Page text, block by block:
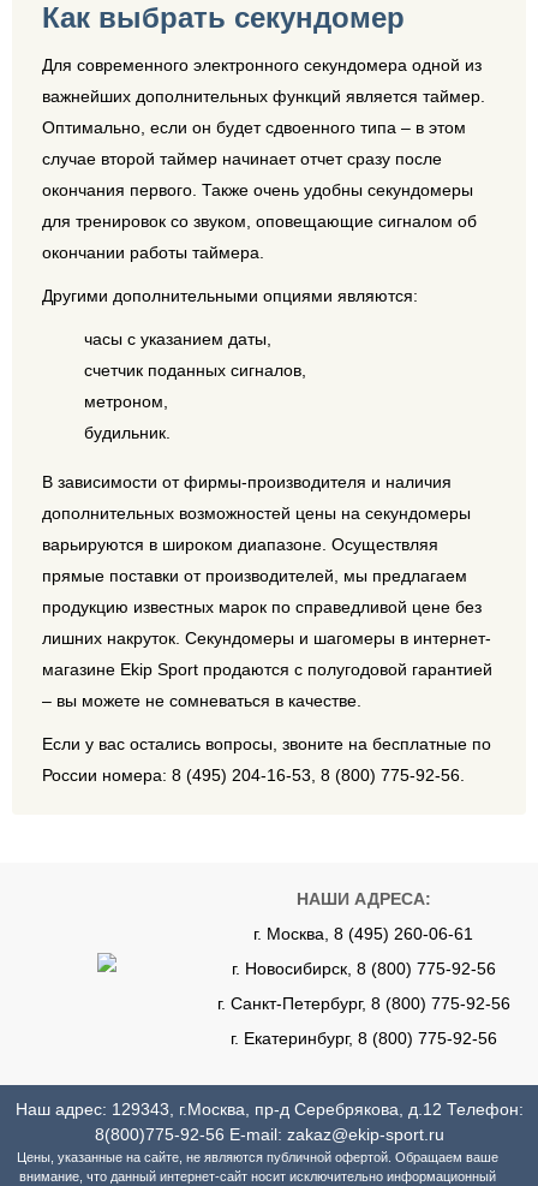
Как выбрать секундомер
Для современного электронного секундомера одной из
важнейших дополнительных функций является таймер.
Оптимально, если он будет сдвоенного типа – в этом
случае второй таймер начинает отчет сразу после
окончания первого. Также очень удобны секундомеры
для тренировок со звуком, оповещающие сигналом об
окончании работы таймера.
Другими дополнительными опциями являются:
часы с указанием даты,
счетчик поданных сигналов,
метроном,
будильник.
В зависимости от фирмы-производителя и наличия
дополнительных возможностей цены на секундомеры
варьируются в широком диапазоне. Осуществляя
прямые поставки от производителей, мы предлагаем
продукцию известных марок по справедливой цене без
лишних накруток. Секундомеры и шагомеры в интернет-
магазине Ekip Sport продаются с полугодовой гарантией
– вы можете не сомневаться в качестве.
Если у вас остались вопросы, звоните на бесплатные по
России номера: 8 (495) 204-16-53, 8 (800) 775-92-56.
НАШИ АДРЕСА:
г. Москва, 8 (495) 260-06-61
г. Новосибирск, 8 (800) 775-92-56
г. Санкт-Петербург, 8 (800) 775-92-56
г. Екатеринбург, 8 (800) 775-92-56
Наш адрес: 129343, г.Москва, пр-д Серебрякова, д.12 Телефон:
8(800)775-92-56 E-mail: zakaz@ekip-sport.ru
Цены, указанные на сайте, не являются публичной офертой. Обращаем ваше
внимание, что данный интернет-сайт носит исключительно информационный